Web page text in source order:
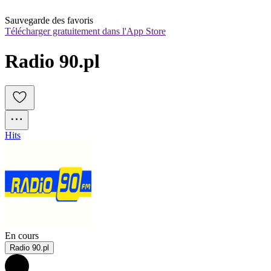
Sauvegarde des favoris
Télécharger gratuitement dans l'App Store
Radio 90.pl
Hits
En cours
Radio 90.pl